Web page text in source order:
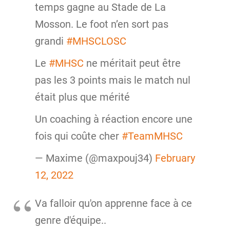
temps gagne au Stade de La
Mosson. Le foot n’en sort pas
grandi #MHSCLOSC
Le #MHSC ne méritait peut être
pas les 3 points mais le match nul
était plus que mérité
Un coaching à réaction encore une
fois qui coûte cher #TeamMHSC
— Maxime (@maxpouj34) February
12, 2022
Va falloir qu'on apprenne face à ce
genre d'équipe..